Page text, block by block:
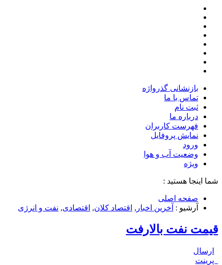
بازنشانی گذرواژه
تماس با ما
ثبت نام
درباره ما
فهرست کاربران
نمایش پروفایل
ورود
وضعیت آب و هوا
ویژه
شما اینجا هستید :
صفحه اصلی
آرشیو : آخرین اخبار , اقتصاد کلان, اقتصادی, نفت و انرژی
قیمت نفت بالارفت
ارسال
پرینت